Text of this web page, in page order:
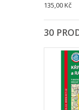
135,00 Kč
30